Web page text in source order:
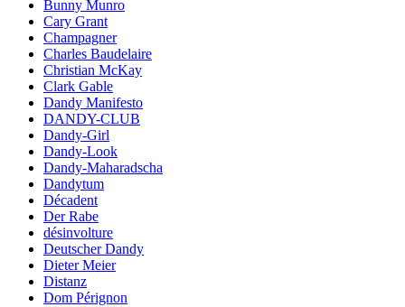
Bunny Munro
Cary Grant
Champagner
Charles Baudelaire
Christian McKay
Clark Gable
Dandy Manifesto
DANDY-CLUB
Dandy-Girl
Dandy-Look
Dandy-Maharadscha
Dandytum
Décadent
Der Rabe
désinvolture
Deutscher Dandy
Dieter Meier
Distanz
Dom Pérignon